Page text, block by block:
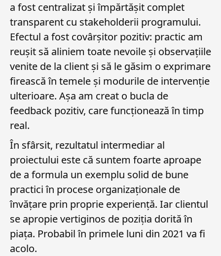
a fost centralizat și împărtășit complet
transparent cu stakeholderii programului.
Efectul a fost covârșitor pozitiv: practic am
reușit să aliniem toate nevoile și observațiile
venite de la client și să le găsim o exprimare
firească în temele și modurile de intervenție
ulterioare. Așa am creat o bucla de
feedback pozitiv, care funcționează în timp
real.
În sfârsit, rezultatul intermediar al
proiectului este că suntem foarte aproape
de a formula un exemplu solid de bune
practici în procese organizaționale de
învățare prin proprie experiență. Iar clientul
se apropie vertiginos de poziția dorită în
piața. Probabil în primele luni din 2021 va fi
acolo.